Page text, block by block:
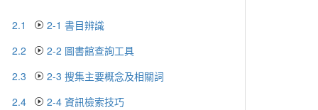
2.1
2-1 書目辨識
2.2
2-2 圖書館查詢工具
2.3
2-3 搜集主要概念及相關詞
2.4
2-4 資訊檢索技巧